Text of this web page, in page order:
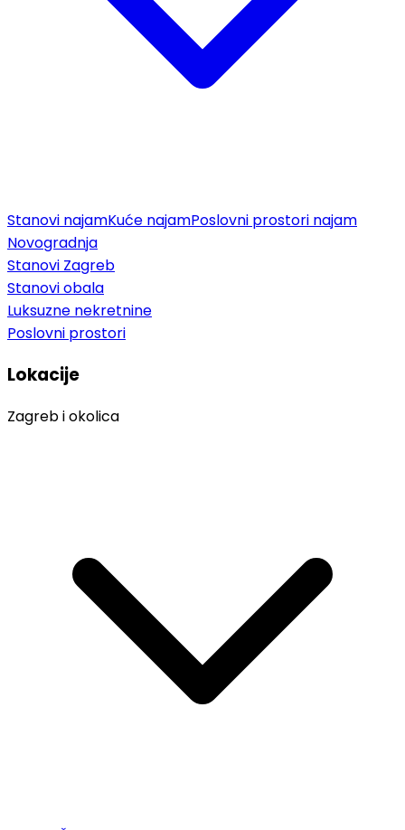
Stanovi najamKuće najamPoslovni prostori najam
Novogradnja
Stanovi Zagreb
Stanovi obala
Luksuzne nekretnine
Poslovni prostori
Lokacije
Zagreb i okolica